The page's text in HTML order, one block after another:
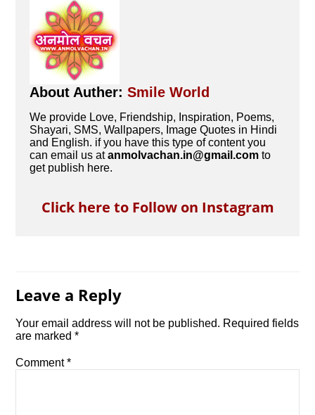
About Auther:Smile World
We provide Love, Friendship, Inspiration, Poems,
Shayari, SMS, Wallpapers, Image Quotes in Hindi
and English. if you have this type of content you
can email us atanmolvachan.in@gmail.com to
get publish here.
Click here to Follow on Instagram
Leave a Reply
Your email address will not be published. Required fields
are marked*
Comment*